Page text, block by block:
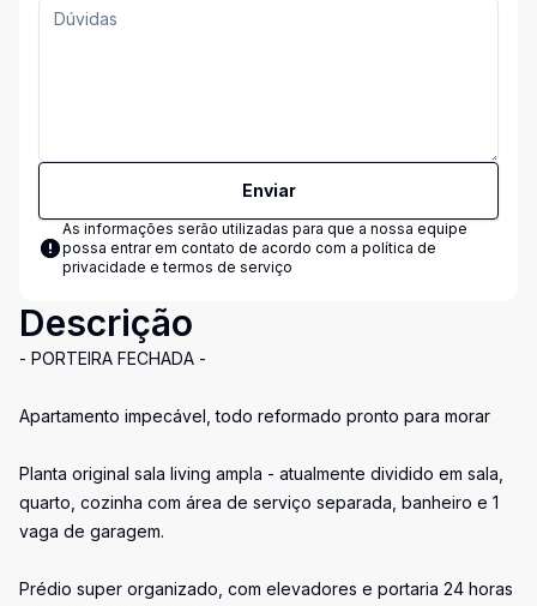
Enviar
As informações serão utilizadas para que a nossa equipe
possa entrar em contato de acordo com a política de
privacidade e termos de serviço
Descrição
- PORTEIRA FECHADA -
Apartamento impecável, todo reformado pronto para morar
Planta original sala living ampla - atualmente dividido em sala,
quarto, cozinha com área de serviço separada, banheiro e 1
vaga de garagem.
Prédio super organizado, com elevadores e portaria 24 horas